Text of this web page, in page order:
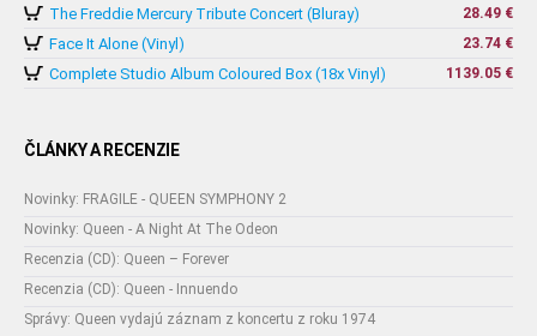
The Freddie Mercury Tribute Concert (Bluray) 28.49 €
Face It Alone (Vinyl) 23.74 €
Complete Studio Album Coloured Box (18x Vinyl) 1139.05 €
ČLÁNKY A RECENZIE
Novinky: FRAGILE - QUEEN SYMPHONY 2
Novinky: Queen - A Night At The Odeon
Recenzia (CD): Queen – Forever
Recenzia (CD): Queen - Innuendo
Správy: Queen vydajú záznam z koncertu z roku 1974